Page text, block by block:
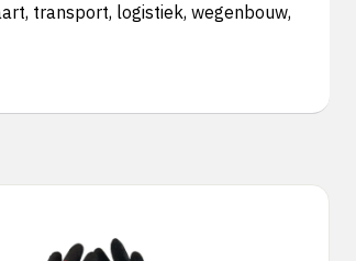
transport, logistiek, wegenbouw,